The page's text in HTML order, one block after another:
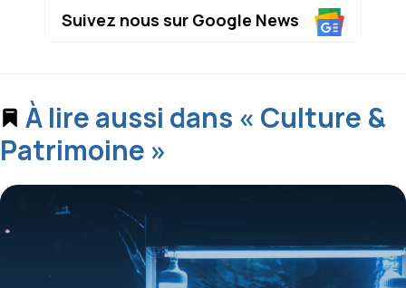
Suivez nous sur Google News
À lire aussi dans « Culture &
Patrimoine »